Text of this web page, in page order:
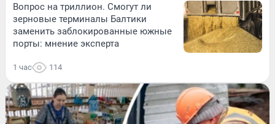
Вопрос на триллион. Смогут ли
зерновые терминалы Балтики
заменить заблокированные южные
порты: мнение эксперта
1 час 114